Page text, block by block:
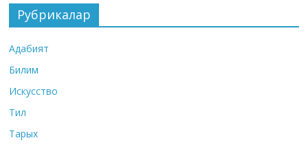
Рубрикалар
Адабият
Билим
Искусство
Тил
Тарых